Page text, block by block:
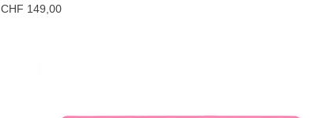
Prijs
CHF 149,00